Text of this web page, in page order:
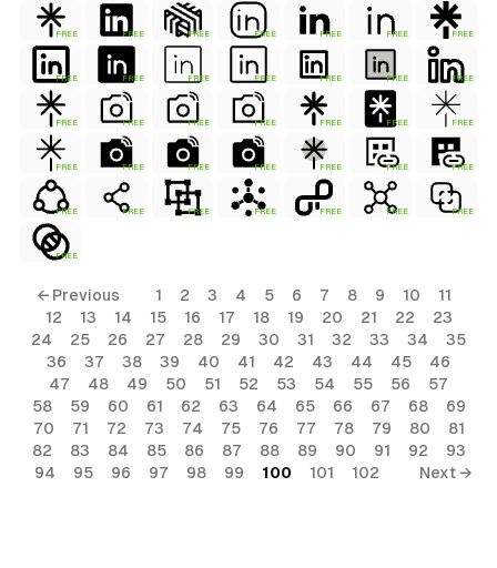
FREE FREE FREE FREE FREE FREE FREE
FREE FREE FREE FREE FREE FREE FREE
FREE FREE FREE FREE FREE FREE FREE
FREE FREE FREE FREE FREE FREE FREE
FREE FREE FREE FREE FREE FREE FREE
FREE
← Previous 1 2 3 4 5 6 7 8 9 10
11
12
13 14 15 16 17 18 19 20 21 22
23
24
25 26 27 28 29 30 31 32 33 34
35
36
37 38 39 40 41 42 43 44 45
46
47
48 49 50 51 52 53 54 55 56
57
58
59 60 61 62 63 64 65 66 67 68
69
70
71 72 73 74 75 76 77 78 79 80
81
82
83 84 85 86 87 88 89 90 91 92
93
94
95 96 97 98 99 100 101 102 Next →